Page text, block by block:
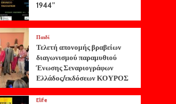
1944”
Παιδί
Τελετή απονομής βραβείων
διαγωνισμού παραμυθιού
Ένωσης Σεναριογράφων
Ελλάδος/εκδόσεων ΚΟΥΡΟΣ
Elife